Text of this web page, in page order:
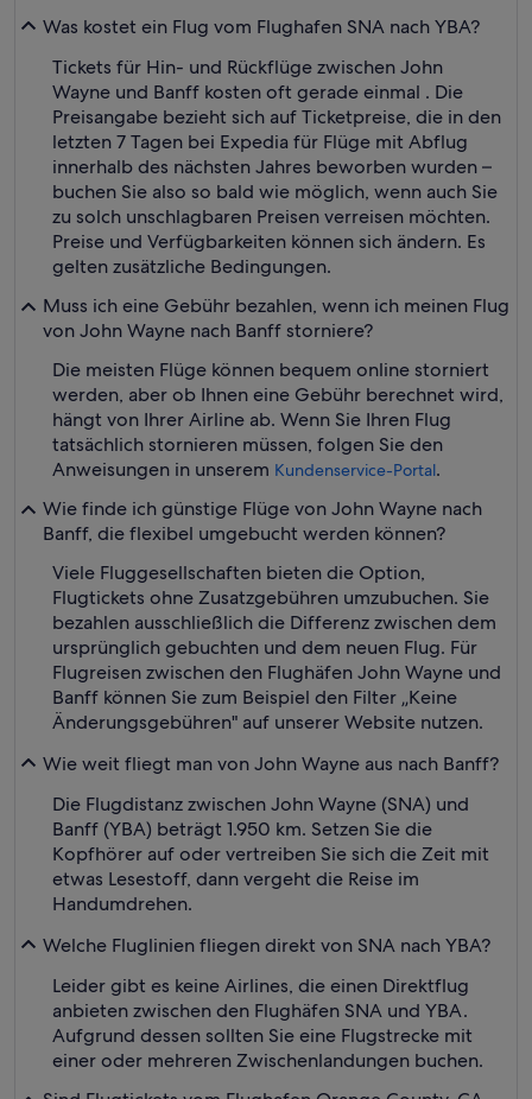
Was kostet ein Flug vom Flughafen SNA nach YBA?
Tickets für Hin- und Rückflüge zwischen John
Wayne und Banff kosten oft gerade einmal . Die
Preisangabe bezieht sich auf Ticketpreise, die in den
letzten 7 Tagen bei Expedia für Flüge mit Abflug
innerhalb des nächsten Jahres beworben wurden –
buchen Sie also so bald wie möglich, wenn auch Sie
zu solch unschlagbaren Preisen verreisen möchten.
Preise und Verfügbarkeiten können sich ändern. Es
gelten zusätzliche Bedingungen.
Muss ich eine Gebühr bezahlen, wenn ich meinen Flug
von John Wayne nach Banff storniere?
Die meisten Flüge können bequem online storniert
werden, aber ob Ihnen eine Gebühr berechnet wird,
hängt von Ihrer Airline ab. Wenn Sie Ihren Flug
tatsächlich stornieren müssen, folgen Sie den
Anweisungen in unserem Kundenservice-Portal.
Wie finde ich günstige Flüge von John Wayne nach
Banff, die flexibel umgebucht werden können?
Viele Fluggesellschaften bieten die Option,
Flugtickets ohne Zusatzgebühren umzubuchen. Sie
bezahlen ausschließlich die Differenz zwischen dem
ursprünglich gebuchten und dem neuen Flug. Für
Flugreisen zwischen den Flughäfen John Wayne und
Banff können Sie zum Beispiel den Filter „Keine
Änderungsgebühren" auf unserer Website nutzen.
Wie weit fliegt man von John Wayne aus nach Banff?
Die Flugdistanz zwischen John Wayne (SNA) und
Banff (YBA) beträgt 1.950 km. Setzen Sie die
Kopfhörer auf oder vertreiben Sie sich die Zeit mit
etwas Lesestoff, dann vergeht die Reise im
Handumdrehen.
Welche Fluglinien fliegen direkt von SNA nach YBA?
Leider gibt es keine Airlines, die einen Direktflug
anbieten zwischen den Flughäfen SNA und YBA.
Aufgrund dessen sollten Sie eine Flugstrecke mit
einer oder mehreren Zwischenlandungen buchen.